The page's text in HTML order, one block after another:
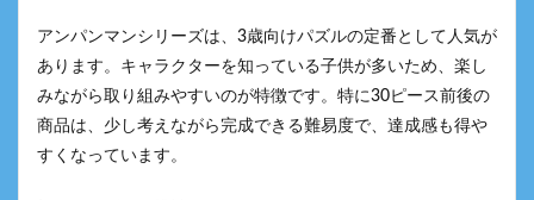
アンパンマンシリーズは、3歳向けパズルの定番として人気が
あります。キャラクターを知っている子供が多いため、楽し
みながら取り組みやすいのが特徴です。特に30ピース前後の
商品は、少し考えながら完成できる難易度で、達成感も得や
すくなっています。